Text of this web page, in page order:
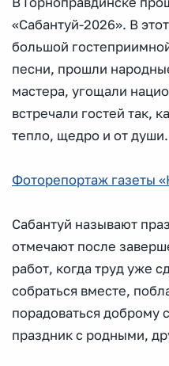
«Сабантуй-2026». В
большой
песни, прошли
мастера, угощали
встречали гостей так,
тепло, щедро и от души.
Фоторепортаж газеты
Сабантуй называют
отмечают после
работ, когда труд уже
собраться вместе,
порадоваться доброму
праздник с родными,